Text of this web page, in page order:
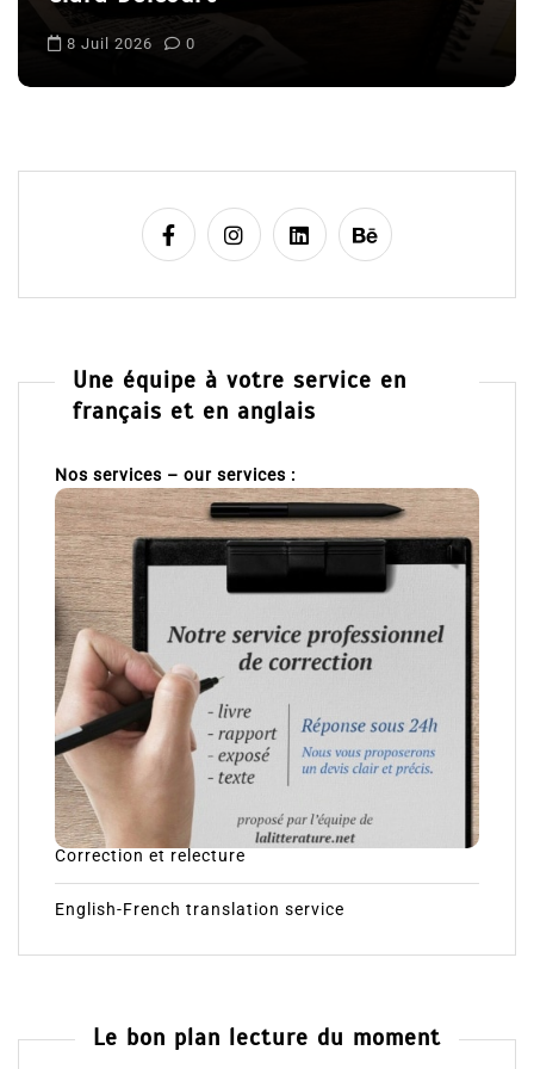
e
8 Juil 2026 0
Une équipe à votre service en
français et en anglais
Nos services – our services :
Correction et relecture
English-French translation service
Le bon plan lecture du moment